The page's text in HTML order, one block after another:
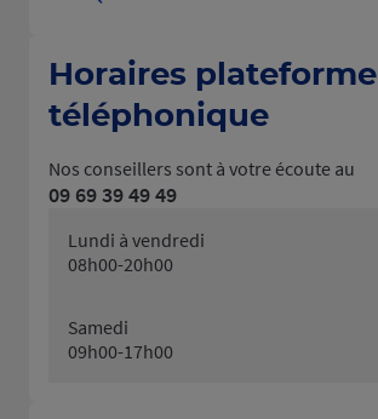
Horaires plateforme
téléphonique
Nos conseillers sont à votre écoute au
09 69 39 49 49
Lundi à vendredi
08h00-20h00
Samedi
09h00-17h00